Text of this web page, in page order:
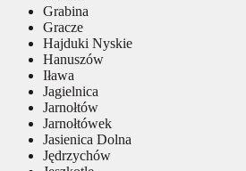
Grabina
Gracze
Hajduki Nyskie
Hanuszów
Iława
Jagielnica
Jarnołtów
Jarnołtówek
Jasienica Dolna
Jędrzychów